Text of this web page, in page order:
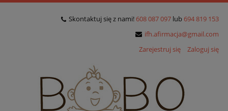
Skontaktuj się z nami! 608 087 097 lub 694 819 153
ifh.afirmacja@gmail.com
Zarejestruj się
Zaloguj się